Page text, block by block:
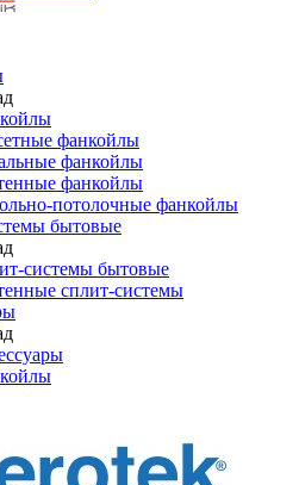
фанкойлы
фанкойлы
фанкойлы
потолочные фанкойлы
бытовые
системы бытовые
сплит-системы